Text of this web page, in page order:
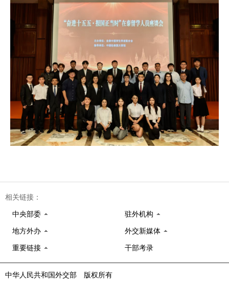
相关链接：
中央部委 驻外机构
地方外办 外交新媒体
重要链接 干部考录
中华人民共和国外交部 版权所有